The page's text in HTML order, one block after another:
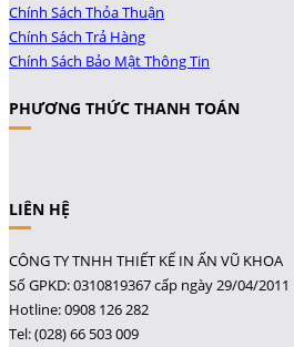
Chính Sách Thỏa Thuận
Chính Sách Trả Hàng
Chính Sách Bảo Mật Thông Tin
PHƯƠNG THỨC THANH TOÁN
LIÊN HỆ
CÔNG TY TNHH THIẾT KẾ IN ẤN VŨ KHOA
Số GPKD: 0310819367 cấp ngày 29/04/2011
Hotline: 0908 126 282
Tel: (028) 66 503 009